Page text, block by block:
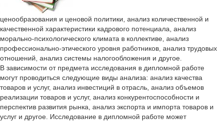
ценообразования и ценовой политики, анализ количественной и
качественной характеристики кадрового потенциала, анализ
морально-психологического климата в коллективе, анализ
профессионально-этического уровня работников, анализ трудовых
отношений, анализ системы налогообложения и другое.
В зависимости от предмета исследования в дипломной работе
могут проводиться следующие виды анализа: анализ качества
товаров и услуг, анализ инвестиций в отрасль, анализ объемов
реализации товаров и услуг, анализ конкурентоспособности и
перспектив развития рынка, анализ экспорта и импорта товаров и
услуг и другое. Исследование в дипломной работе может